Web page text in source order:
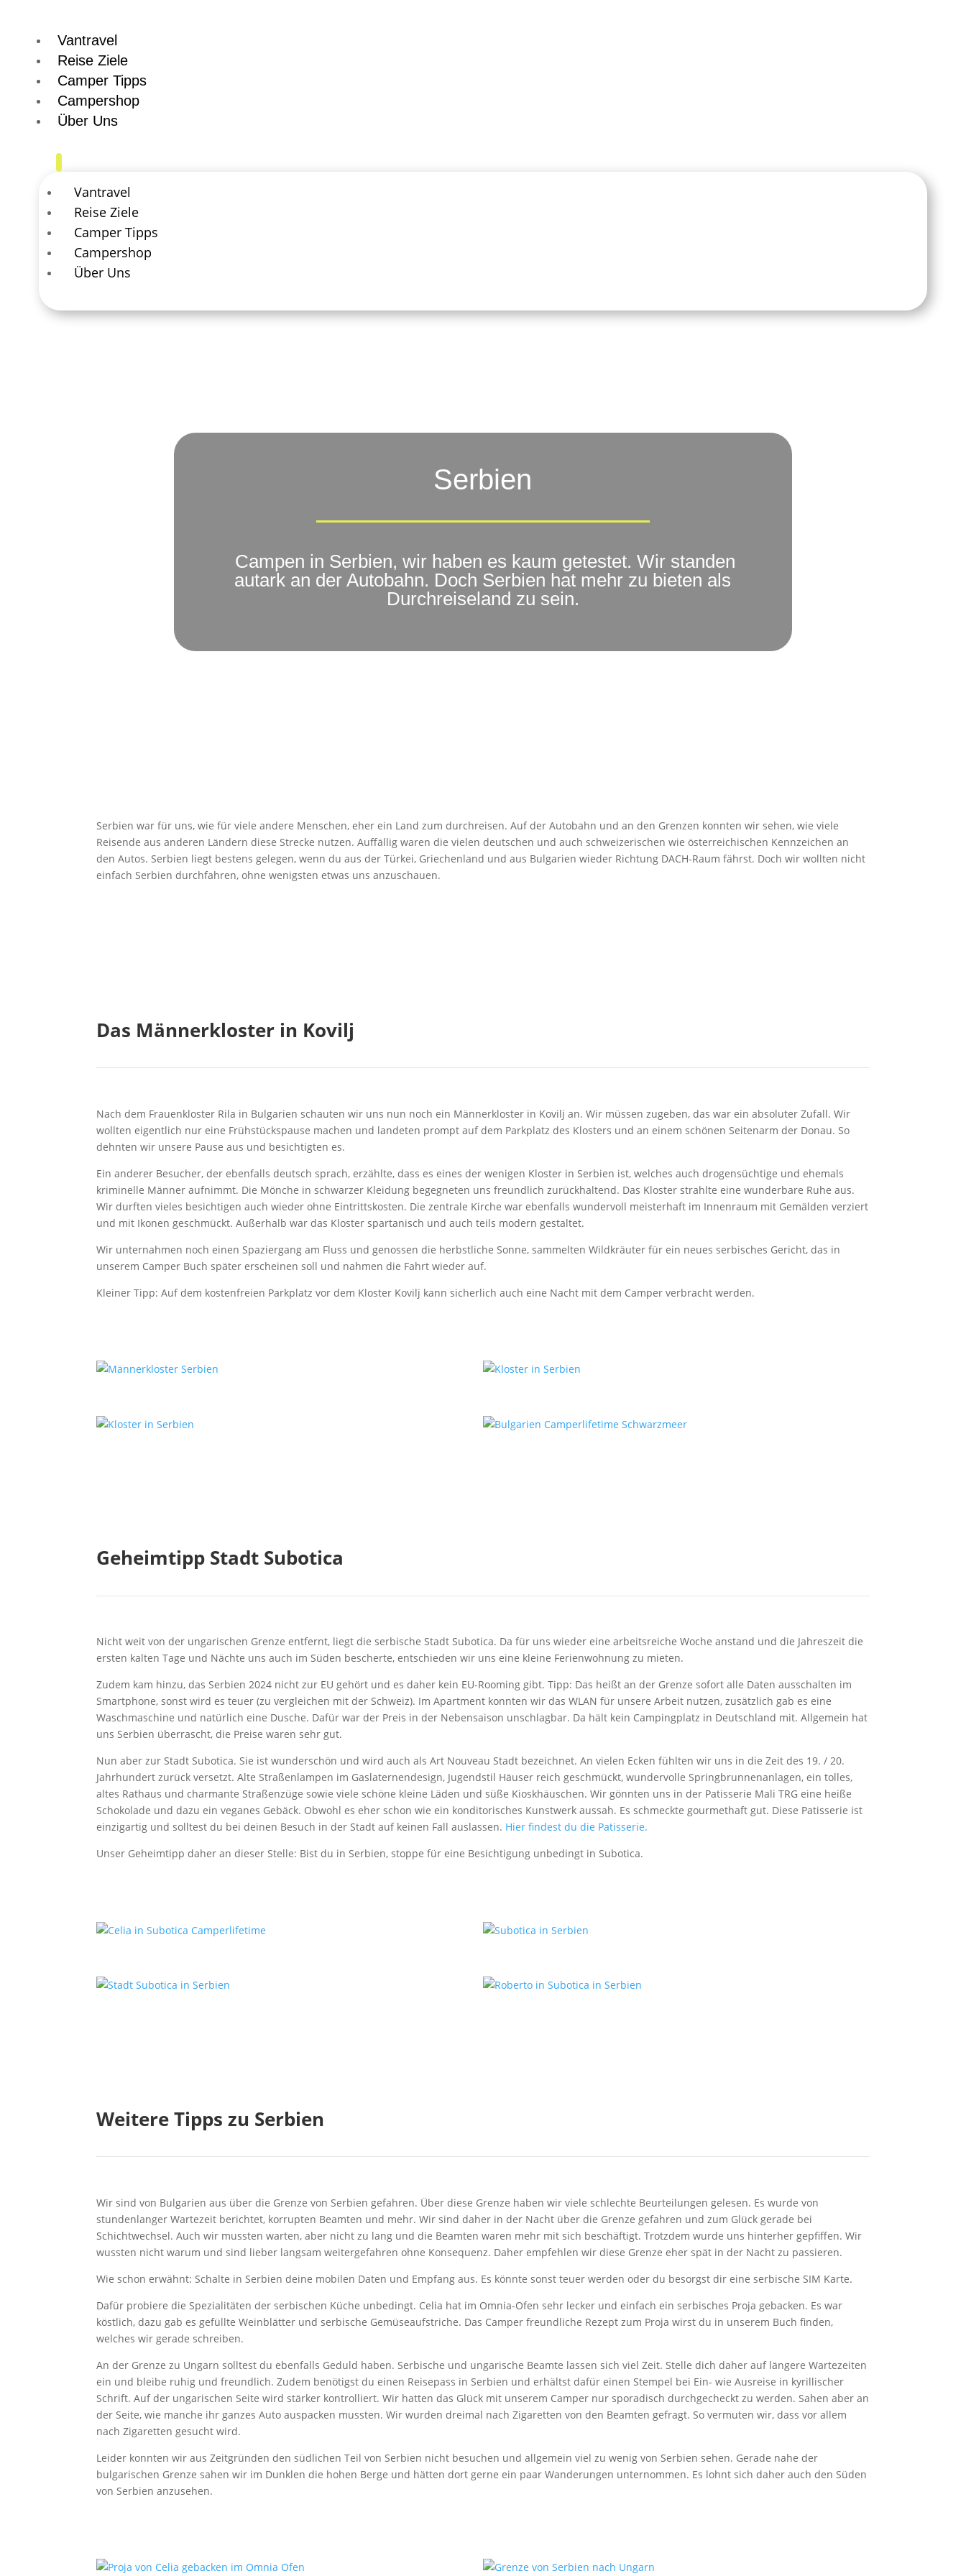
Vantravel
Reise Ziele
Camper Tipps
Campershop
Über Uns
Vantravel
Reise Ziele
Camper Tipps
Campershop
Über Uns
Serbien
Campen in Serbien, wir haben es kaum getestet. Wir standen
autark an der Autobahn. Doch Serbien hat mehr zu bieten als
Durchreiseland zu sein.
Serbien war für uns, wie für viele andere Menschen, eher ein Land zum durchreisen. Auf der Autobahn und an den Grenzen konnten wir sehen, wie viele
Reisende aus anderen Ländern diese Strecke nutzen. Auffällig waren die vielen deutschen und auch schweizerischen wie österreichischen Kennzeichen an
den Autos. Serbien liegt bestens gelegen, wenn du aus der Türkei, Griechenland und aus Bulgarien wieder Richtung DACH-Raum fährst. Doch wir wollten nicht
einfach Serbien durchfahren, ohne wenigsten etwas uns anzuschauen.
Das Männerkloster in Kovilj
Nach dem Frauenkloster Rila in Bulgarien schauten wir uns nun noch ein Männerkloster in Kovilj an. Wir müssen zugeben, das war ein absoluter Zufall. Wir
wollten eigentlich nur eine Frühstückspause machen und landeten prompt auf dem Parkplatz des Klosters und an einem schönen Seitenarm der Donau. So
dehnten wir unsere Pause aus und besichtigten es.
Ein anderer Besucher, der ebenfalls deutsch sprach, erzählte, dass es eines der wenigen Kloster in Serbien ist, welches auch drogensüchtige und ehemals
kriminelle Männer aufnimmt. Die Mönche in schwarzer Kleidung begegneten uns freundlich zurückhaltend. Das Kloster strahlte eine wunderbare Ruhe aus.
Wir durften vieles besichtigen auch wieder ohne Eintrittskosten. Die zentrale Kirche war ebenfalls wundervoll meisterhaft im Innenraum mit Gemälden verziert
und mit Ikonen geschmückt. Außerhalb war das Kloster spartanisch und auch teils modern gestaltet.
Wir unternahmen noch einen Spaziergang am Fluss und genossen die herbstliche Sonne, sammelten Wildkräuter für ein neues serbisches Gericht, das in
unserem Camper Buch später erscheinen soll und nahmen die Fahrt wieder auf.
Kleiner Tipp: Auf dem kostenfreien Parkplatz vor dem Kloster Kovilj kann sicherlich auch eine Nacht mit dem Camper verbracht werden.
Geheimtipp Stadt Subotica
Nicht weit von der ungarischen Grenze entfernt, liegt die serbische Stadt Subotica. Da für uns wieder eine arbeitsreiche Woche anstand und die Jahreszeit die
ersten kalten Tage und Nächte uns auch im Süden bescherte, entschieden wir uns eine kleine Ferienwohnung zu mieten.
Zudem kam hinzu, das Serbien 2024 nicht zur EU gehört und es daher kein EU-Rooming gibt. Tipp: Das heißt an der Grenze sofort alle Daten ausschalten im
Smartphone, sonst wird es teuer (zu vergleichen mit der Schweiz). Im Apartment konnten wir das WLAN für unsere Arbeit nutzen, zusätzlich gab es eine
Waschmaschine und natürlich eine Dusche. Dafür war der Preis in der Nebensaison unschlagbar. Da hält kein Campingplatz in Deutschland mit. Allgemein hat
uns Serbien überrascht, die Preise waren sehr gut.
Nun aber zur Stadt Subotica. Sie ist wunderschön und wird auch als Art Nouveau Stadt bezeichnet. An vielen Ecken fühlten wir uns in die Zeit des 19. / 20.
Jahrhundert zurück versetzt. Alte Straßenlampen im Gaslaternendesign, Jugendstil Häuser reich geschmückt, wundervolle Springbrunnenanlagen, ein tolles,
altes Rathaus und charmante Straßenzüge sowie viele schöne kleine Läden und süße Kioskhäuschen. Wir gönnten uns in der Patisserie Mali TRG eine heiße
Schokolade und dazu ein veganes Gebäck. Obwohl es eher schon wie ein konditorisches Kunstwerk aussah. Es schmeckte gourmethaft gut. Diese Patisserie ist
einzigartig und solltest du bei deinen Besuch in der Stadt auf keinen Fall auslassen. Hier findest du die Patisserie.
Unser Geheimtipp daher an dieser Stelle: Bist du in Serbien, stoppe für eine Besichtigung unbedingt in Subotica.
Weitere Tipps zu Serbien
Wir sind von Bulgarien aus über die Grenze von Serbien gefahren. Über diese Grenze haben wir viele schlechte Beurteilungen gelesen. Es wurde von
stundenlanger Wartezeit berichtet, korrupten Beamten und mehr. Wir sind daher in der Nacht über die Grenze gefahren und zum Glück gerade bei
Schichtwechsel. Auch wir mussten warten, aber nicht zu lang und die Beamten waren mehr mit sich beschäftigt. Trotzdem wurde uns hinterher gepfiffen. Wir
wussten nicht warum und sind lieber langsam weitergefahren ohne Konsequenz. Daher empfehlen wir diese Grenze eher spät in der Nacht zu passieren.
Wie schon erwähnt: Schalte in Serbien deine mobilen Daten und Empfang aus. Es könnte sonst teuer werden oder du besorgst dir eine serbische SIM Karte.
Dafür probiere die Spezialitäten der serbischen Küche unbedingt. Celia hat im Omnia-Ofen sehr lecker und einfach ein serbisches Proja gebacken. Es war
köstlich, dazu gab es gefüllte Weinblätter und serbische Gemüseaufstriche. Das Camper freundliche Rezept zum Proja wirst du in unserem Buch finden,
welches wir gerade schreiben.
An der Grenze zu Ungarn solltest du ebenfalls Geduld haben. Serbische und ungarische Beamte lassen sich viel Zeit. Stelle dich daher auf längere Wartezeiten
ein und bleibe ruhig und freundlich. Zudem benötigst du einen Reisepass in Serbien und erhältst dafür einen Stempel bei Ein- wie Ausreise in kyrillischer
Schrift. Auf der ungarischen Seite wird stärker kontrolliert. Wir hatten das Glück mit unserem Camper nur sporadisch durchgecheckt zu werden. Sahen aber an
der Seite, wie manche ihr ganzes Auto auspacken mussten. Wir wurden dreimal nach Zigaretten von den Beamten gefragt. So vermuten wir, dass vor allem
nach Zigaretten gesucht wird.
Leider konnten wir aus Zeitgründen den südlichen Teil von Serbien nicht besuchen und allgemein viel zu wenig von Serbien sehen. Gerade nahe der
bulgarischen Grenze sahen wir im Dunklen die hohen Berge und hätten dort gerne ein paar Wanderungen unternommen. Es lohnt sich daher auch den Süden
von Serbien anzusehen.